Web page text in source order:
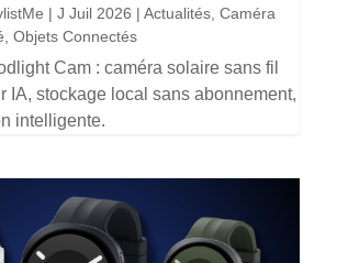
|J Juil 2026 |Actualités ,Caméra
,Objets Connectés
Cam : caméra solaire sans fil
IA, stockage local sans abonnement,
intelligente.